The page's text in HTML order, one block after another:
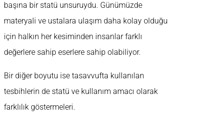
başına bir statü unsuruydu. Günümüzde
materyali ve ustalara ulaşım daha kolay olduğu
için halkın her kesiminden insanlar farklı
değerlere sahip eserlere sahip olabiliyor.
Bir diğer boyutu ise tasavvufta kullanılan
tesbihlerin de statü ve kullanım amacı olarak
farklılık göstermeleri.